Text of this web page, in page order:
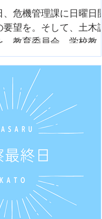
危機管理課に日曜日開
望を。そして、土木課
。教育委員会 学校教育
バスの状況確認。市民
昼を迎えました。夕方か
全県民運動の街頭啓発で
運転を！